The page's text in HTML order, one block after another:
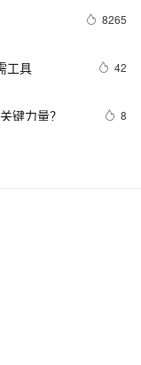
8265
工具 42
键力量？ 8
一同入驻。